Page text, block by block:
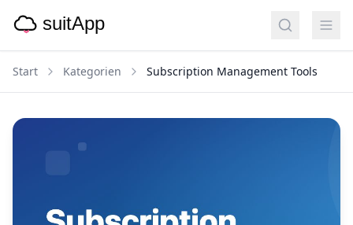
Start Kategorien Subscription Management Tools